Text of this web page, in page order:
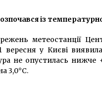
російських військ на
ago
скаргу на рішення
із
метеостанції
вересня у Києві
не опустилась
3,0°С.